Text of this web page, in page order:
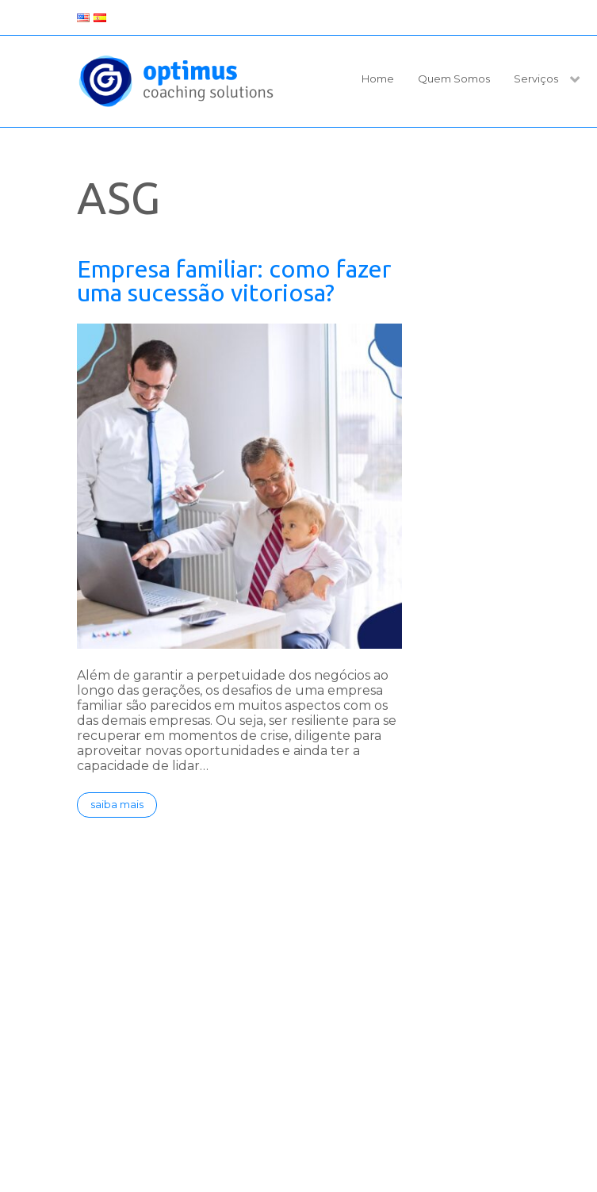
Home Quem Somos Serviços
ASG
Empresa familiar: como fazer
uma sucessão vitoriosa?
Além de garantir a perpetuidade dos negócios ao
longo das gerações, os desafios de uma empresa
familiar são parecidos em muitos aspectos com os
das demais empresas. Ou seja, ser resiliente para se
recuperar em momentos de crise, diligente para
aproveitar novas oportunidades e ainda ter a
capacidade de lidar…
saiba mais